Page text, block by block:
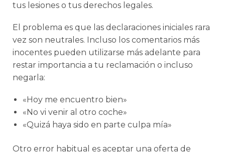
tus lesiones o tus derechos legales.
El problema es que las declaraciones iniciales rara
vez son neutrales. Incluso los comentarios más
inocentes pueden utilizarse más adelante para
restar importancia a tu reclamación o incluso
negarla:
«Hoy me encuentro bien»
«No vi venir al otro coche»
«Quizá haya sido en parte culpa mía»
Otro error habitual es aceptar una oferta de